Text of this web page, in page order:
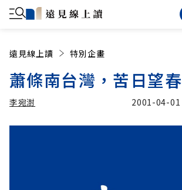
遠見線上讀 特別企畫
蕭條南台灣，苦日望
李宛澍 2001-04-01